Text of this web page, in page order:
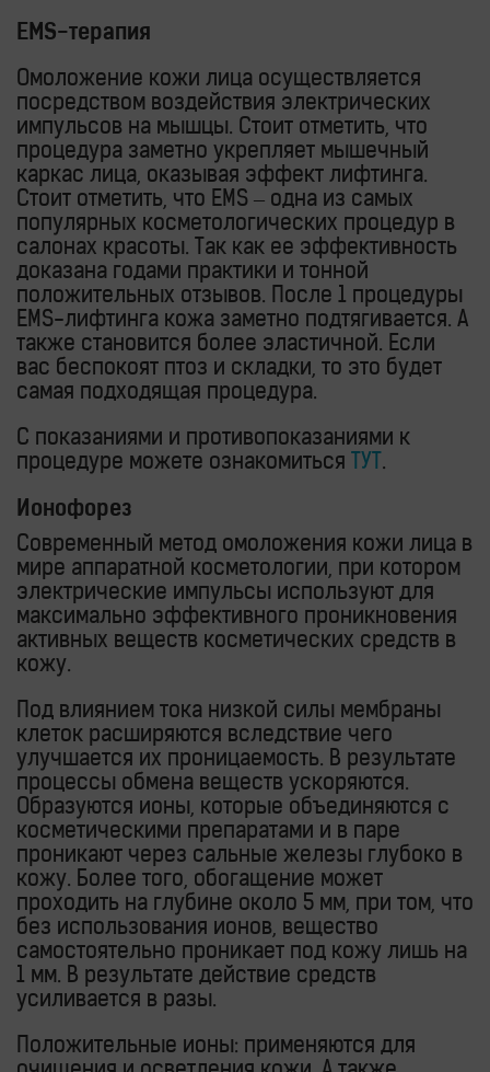
EMS-терапия
Омоложение кожи лица осуществляется
посредством воздействия электрических
импульсов на мышцы. Стоит отметить, что
процедура заметно укрепляет мышечный
каркас лица, оказывая эффект лифтинга.
Стоит отметить, что EMS – одна из самых
популярных косметологических процедур в
салонах красоты. Так как ее эффективность
доказана годами практики и тонной
положительных отзывов. После 1 процедуры
EMS-лифтинга кожа заметно подтягивается. А
также становится более эластичной. Если
вас беспокоят птоз и складки, то это будет
самая подходящая процедура.
С показаниями и противопоказаниями к
процедуре можете ознакомиться
ТУТ .
Ионофорез
Современный метод омоложения кожи лица в
мире аппаратной косметологии, при котором
электрические импульсы используют для
максимально эффективного проникновения
активных веществ косметических средств в
кожу.
Под влиянием тока низкой силы мембраны
клеток расширяются вследствие чего
улучшается их проницаемость. В результате
процессы обмена веществ ускоряются.
Образуются ионы, которые объединяются с
косметическими препаратами и в паре
проникают через сальные железы глубоко в
кожу. Более того, обогащение может
проходить на глубине около 5 мм, при том, что
без использования ионов, вещество
самостоятельно проникает под кожу лишь на
1 мм. В результате действие средств
усиливается в разы.
Положительные ионы: применяются для